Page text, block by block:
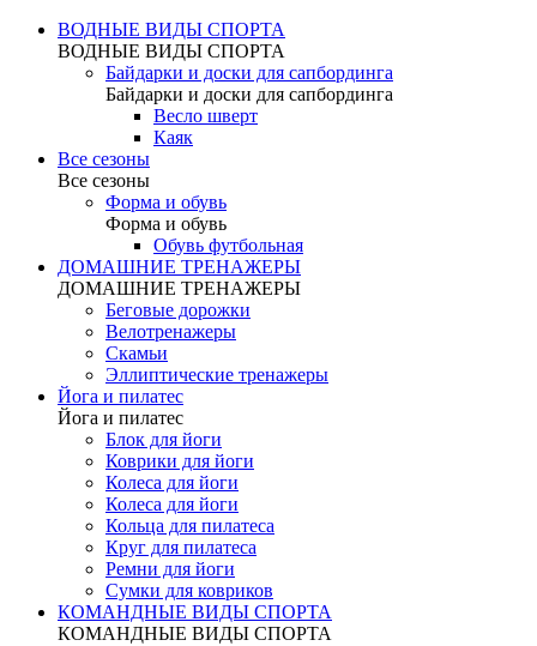
ВОДНЫЕ ВИДЫ СПОРТА
ВОДНЫЕ ВИДЫ СПОРТА
Байдарки и доски для сапбординга
Байдарки и доски для сапбординга
Весло шверт
Каяк
Все сезоны
Все сезоны
Форма и обувь
Форма и обувь
Обувь футбольная
ДОМАШНИЕ ТРЕНАЖЕРЫ
ДОМАШНИЕ ТРЕНАЖЕРЫ
Беговые дорожки
Велотренажеры
Скамьи
Эллиптические тренажеры
Йога и пилатес
Йога и пилатес
Блок для йоги
Коврики для йоги
Колеса для йоги
Колеса для йоги
Кольца для пилатеса
Круг для пилатеса
Ремни для йоги
Сумки для ковриков
КОМАНДНЫЕ ВИДЫ СПОРТА
КОМАНДНЫЕ ВИДЫ СПОРТА